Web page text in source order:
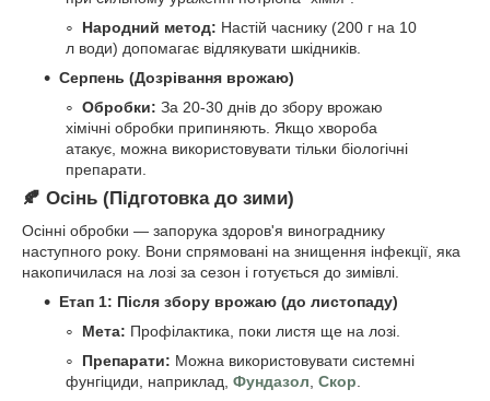
Народний метод: Настій часнику (200 г на 10
л води) допомагає відлякувати шкідників.
Серпень (Дозрівання врожаю)
Обробки: За 20-30 днів до збору врожаю
хімічні обробки припиняють. Якщо хвороба
атакує, можна використовувати тільки біологічні
препарати.
🍂 Осінь (Підготовка до зими)
Осінні обробки — запорука здоров'я винограднику
наступного року. Вони спрямовані на знищення інфекції, яка
накопичилася на лозі за сезон і готується до зимівлі.
Етап 1: Після збору врожаю (до листопаду)
Мета: Профілактика, поки листя ще на лозі.
Препарати: Можна використовувати системні
фунгіциди, наприклад, Фундазол, Скор.